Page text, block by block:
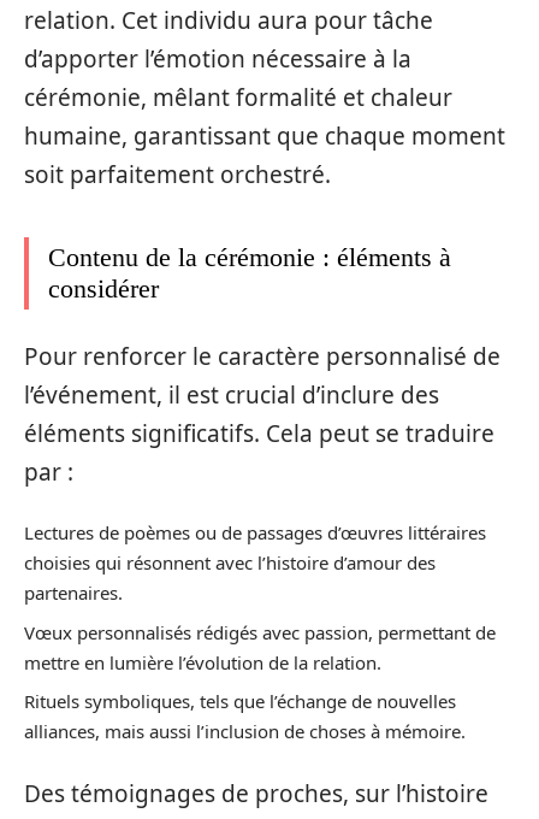
relation. Cet individu aura pour tâche
d’apporter l’émotion nécessaire à la
cérémonie, mêlant formalité et chaleur
humaine, garantissant que chaque moment
soit parfaitement orchestré.
Contenu de la cérémonie : éléments à
considérer
Pour renforcer le caractère personnalisé de
l’événement, il est crucial d’inclure des
éléments significatifs. Cela peut se traduire
par :
Lectures de poèmes ou de passages d’œuvres littéraires
choisies qui résonnent avec l’histoire d’amour des
partenaires.
Vœux personnalisés rédigés avec passion, permettant de
mettre en lumière l’évolution de la relation.
Rituels symboliques, tels que l’échange de nouvelles
alliances, mais aussi l’inclusion de choses à mémoire.
Des témoignages de proches, sur l’histoire